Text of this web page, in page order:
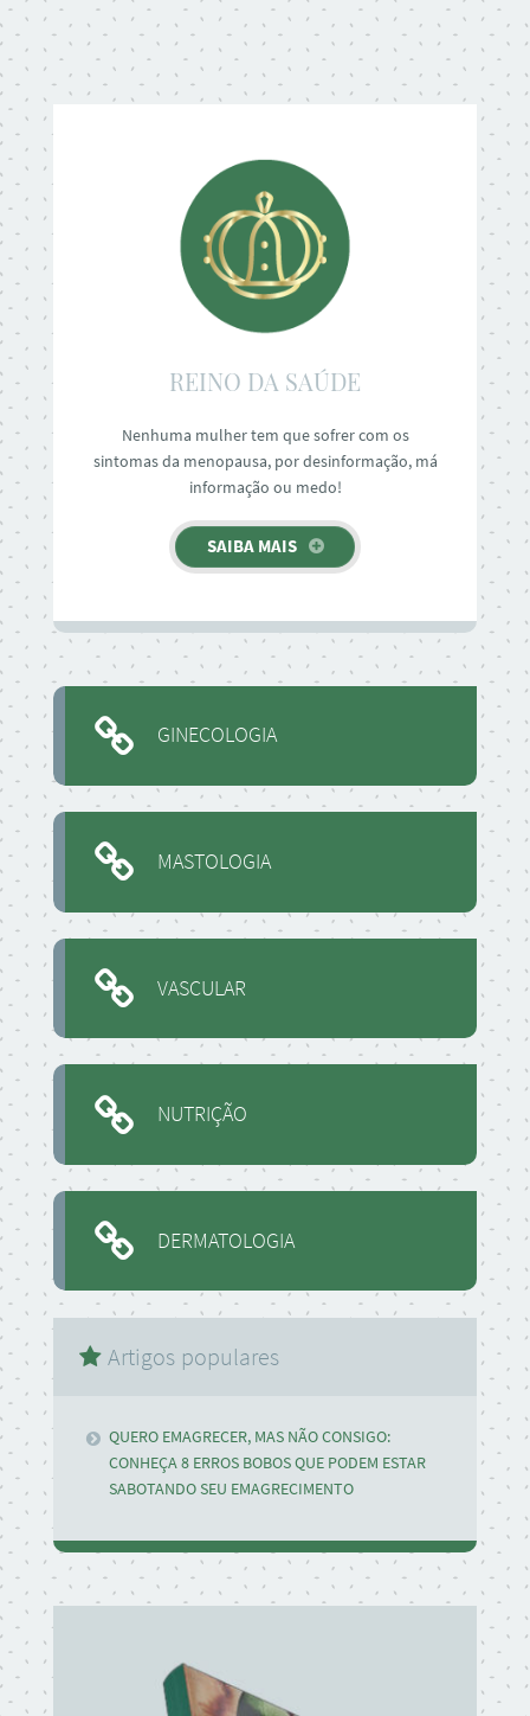
REINO DA SAÚDE
Nenhuma mulher tem que sofrer com os
sintomas da menopausa, por desinformação, má
informação ou medo!
SAIBA MAIS
GINECOLOGIA
MASTOLOGIA
VASCULAR
NUTRIÇÃO
DERMATOLOGIA
Artigos populares
QUERO EMAGRECER, MAS NÃO CONSIGO:
CONHEÇA 8 ERROS BOBOS QUE PODEM ESTAR
SABOTANDO SEU EMAGRECIMENTO